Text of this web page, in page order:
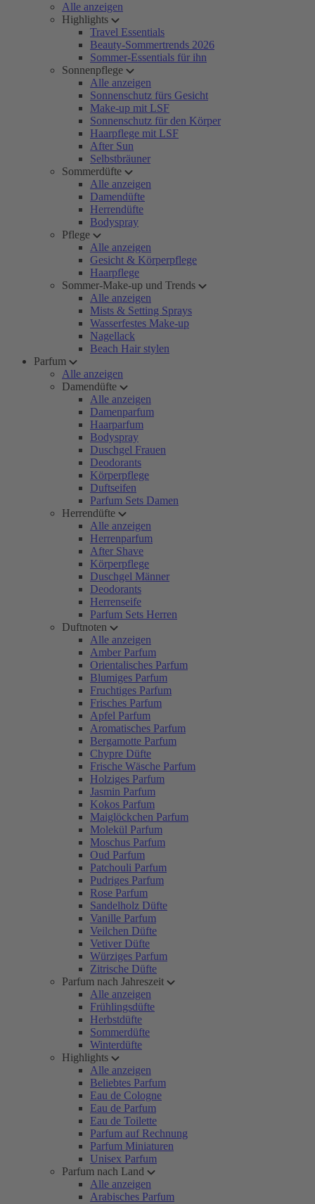
Alle anzeigen
Highlights
Travel Essentials
Beauty-Sommertrends 2026
Sommer-Essentials für ihn
Sonnenpflege
Alle anzeigen
Sonnenschutz fürs Gesicht
Make-up mit LSF
Sonnenschutz für den Körper
Haarpflege mit LSF
After Sun
Selbstbräuner
Sommerdüfte
Alle anzeigen
Damendüfte
Herrendüfte
Bodyspray
Pflege
Alle anzeigen
Gesicht & Körperpflege
Haarpflege
Sommer-Make-up und Trends
Alle anzeigen
Mists & Setting Sprays
Wasserfestes Make-up
Nagellack
Beach Hair stylen
Parfum
Alle anzeigen
Damendüfte
Alle anzeigen
Damenparfum
Haarparfum
Bodyspray
Duschgel Frauen
Deodorants
Körperpflege
Duftseifen
Parfum Sets Damen
Herrendüfte
Alle anzeigen
Herrenparfum
After Shave
Körperpflege
Duschgel Männer
Deodorants
Herrenseife
Parfum Sets Herren
Duftnoten
Alle anzeigen
Amber Parfum
Orientalisches Parfum
Blumiges Parfum
Fruchtiges Parfum
Frisches Parfum
Apfel Parfum
Aromatisches Parfum
Bergamotte Parfum
Chypre Düfte
Frische Wäsche Parfum
Holziges Parfum
Jasmin Parfum
Kokos Parfum
Maiglöckchen Parfum
Molekül Parfum
Moschus Parfum
Oud Parfum
Patchouli Parfum
Pudriges Parfum
Rose Parfum
Sandelholz Düfte
Vanille Parfum
Veilchen Düfte
Vetiver Düfte
Würziges Parfum
Zitrische Düfte
Parfum nach Jahreszeit
Alle anzeigen
Frühlingsdüfte
Herbstdüfte
Sommerdüfte
Winterdüfte
Highlights
Alle anzeigen
Beliebtes Parfum
Eau de Cologne
Eau de Parfum
Eau de Toilette
Parfum auf Rechnung
Parfum Miniaturen
Unisex Parfum
Parfum nach Land
Alle anzeigen
Arabisches Parfum